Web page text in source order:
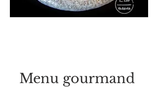
Menu gourmand